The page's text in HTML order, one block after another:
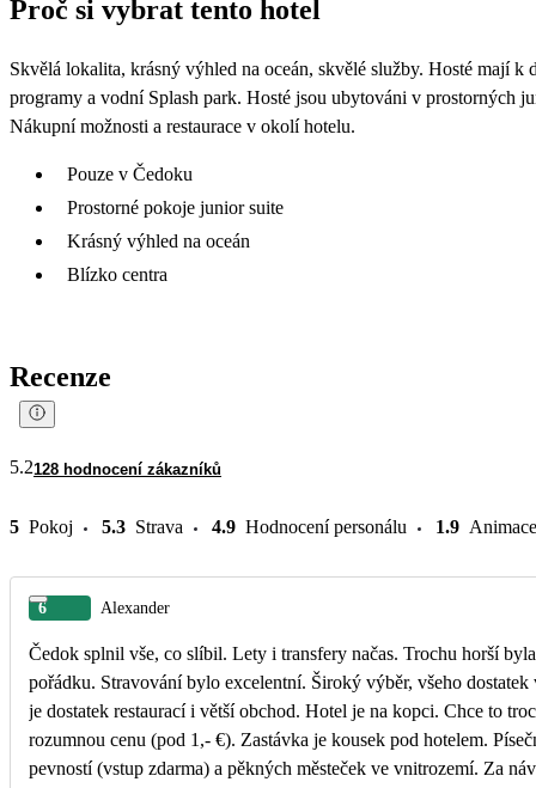
Proč si vybrat tento hotel
Skvělá lokalita, krásný výhled na oceán, skvělé služby. Hosté mají
programy a vodní Splash park. Hosté jsou ubytováni v prostorných
Nákupní možnosti a restaurace v okolí hotelu.
Pouze v Čedoku
Prostorné pokoje junior suite
Krásný výhled na oceán
Blízko centra
Recenze
5.2128 hodnocení zákazníků
5 Pokoj 5.3 Strava 4.9 Hodnocení personálu 1.9 Animace
6 Alexander
Čedok splnil vše, co slíbil. Lety i transfery načas. Trochu horší byla orientace na
pořádku. Stravování bylo excelentní. Široký výběr, všeho dostatek včetně volných stolů. Kuchaři dělali minutky. I delikatesní jako telecí steaky, steak z tuňáka atd. V okolí
je dostatek restaurací i větší obchod. Hotel je na kopci. Chce to trochu kondici, nebo si počkat na hotelový transfer (3 x za den). Asi po půl hodině jezdi i místí busy za
rozumnou cenu (pod 1,- €). Zastávka je kousek pod hotelem. Písečné
pevností (vstup zdarma) a pěkných městeček ve vnitrozemí. Za návštěvu stojí nedělní trh v bývalém hlavním městě upostřed ostrova. Na severozápadě lze vidět vysoké